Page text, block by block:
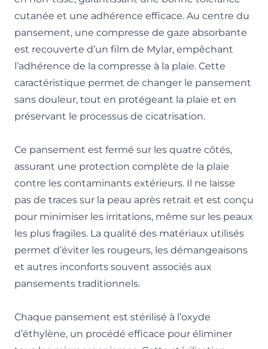
cutanée et une adhérence efficace. Au centre du
pansement, une compresse de gaze absorbante
est recouverte d’un film de Mylar, empêchant
l’adhérence de la compresse à la plaie. Cette
caractéristique permet de changer le pansement
sans douleur, tout en protégeant la plaie et en
préservant le processus de cicatrisation.
Ce pansement est fermé sur les quatre côtés,
assurant une protection complète de la plaie
contre les contaminants extérieurs. Il ne laisse
pas de traces sur la peau après retrait et est conçu
pour minimiser les irritations, même sur les peaux
les plus fragiles. La qualité des matériaux utilisés
permet d’éviter les rougeurs, les démangeaisons
et autres inconforts souvent associés aux
pansements traditionnels.
Chaque pansement est stérilisé à l’oxyde
d’éthylène, un procédé efficace pour éliminer